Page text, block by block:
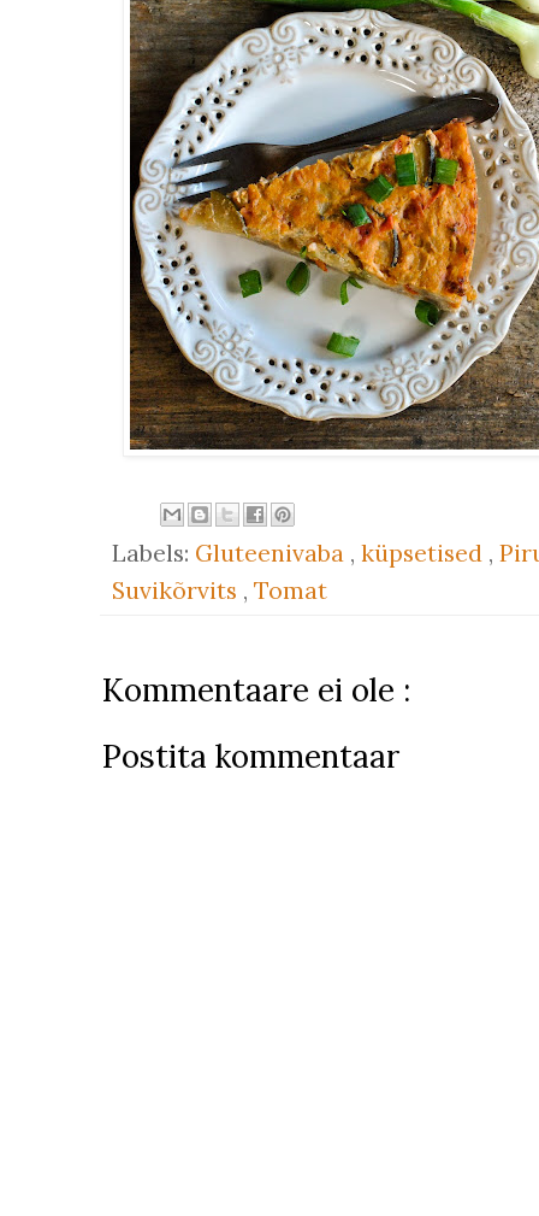
Labels: Gluteenivaba , küpsetised ,
Suvikõrvits , Tomat
Kommentaare ei ole :
Postita kommentaar